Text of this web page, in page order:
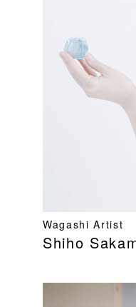
Wagashi Artist
Shiho